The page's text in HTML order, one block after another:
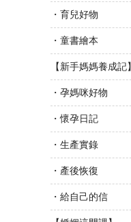
・育兒好物
・童書繪本
【新手媽媽養成記】
・孕媽咪好物
・懷孕日記
・生產實錄
・產後恢復
・給自己的信